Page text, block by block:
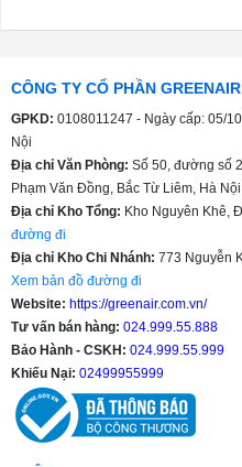
CÔNG TY CỔ PHẦN
GPKD: 0108011247 - Ngày cấp: 05/
Nội
Địa chỉ Văn Phòng: Số 50, đường số
Phạm Văn Đồng, Bắc Từ Liêm, Hà Nội
Địa chỉ Kho Tổng: Kho Nguyên Khê,
đường đi
Địa chỉ Kho Chi Nhánh: 773 Nguyễn
Xem bản đồ đường đi
Website: https://greenair.com.vn/
Tư vấn bán hàng: 024.999.55.888
Bảo Hành - CSKH: 024.999.55.999
Khiếu Nại: 02499955999